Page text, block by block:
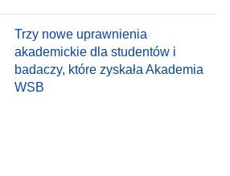
Trzy nowe uprawnienia
akademickie dla studentów i
badaczy, które zyskała Akademia
WSB